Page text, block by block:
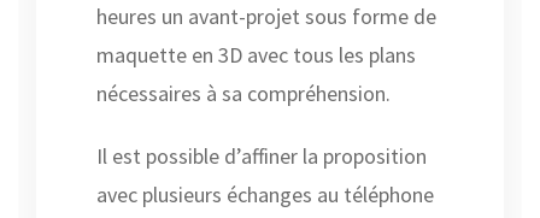
heures un avant-projet sous forme de
maquette en 3D avec tous les plans
nécessaires à sa compréhension.
Il est possible d’affiner la proposition
avec plusieurs échanges au téléphone